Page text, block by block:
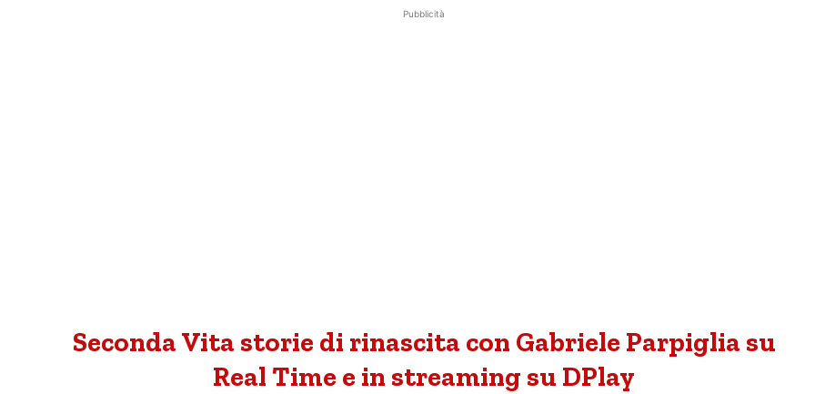
Pubblicità
Seconda Vita storie di rinascita con Gabriele Parpiglia su
Real Time e in streaming su DPlay